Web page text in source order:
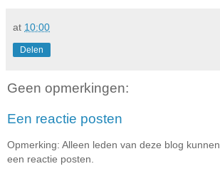
at 10:00
Delen
Geen opmerkingen:
Een reactie posten
Opmerking: Alleen leden van deze blog kunnen
een reactie posten.